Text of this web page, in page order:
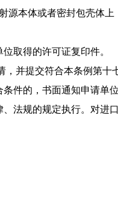
源本体或者密封包壳体
取得的许可证复印件。
，并提交符合本条例第十
件的，书面通知申请单位
法规的规定执行。 对进